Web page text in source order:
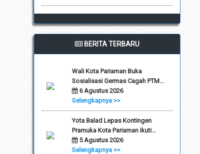
BERITA TERBARU
Wali Kota Pariaman Buka
Sosialisasi Germas Cagah PTM...
6 Agustus 2026
Selengkapnya >>
Yota Balad Lepas Kontingen
Pramuka Kota Pariaman ikuti...
5 Agustus 2026
Selengkapnya >>